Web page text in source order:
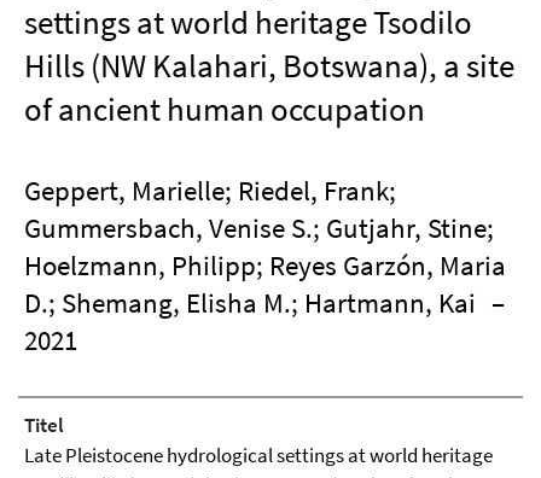
settings at world heritage Tsodilo
Hills (NW Kalahari, Botswana), a site
of ancient human occupation
Geppert, Marielle; Riedel, Frank;
Gummersbach, Venise S.; Gutjahr, Stine;
Hoelzmann, Philipp; Reyes Garzón, Maria
D.; Shemang, Elisha M.; Hartmann, Kai –
2021
Titel
Late Pleistocene hydrological settings at world heritage